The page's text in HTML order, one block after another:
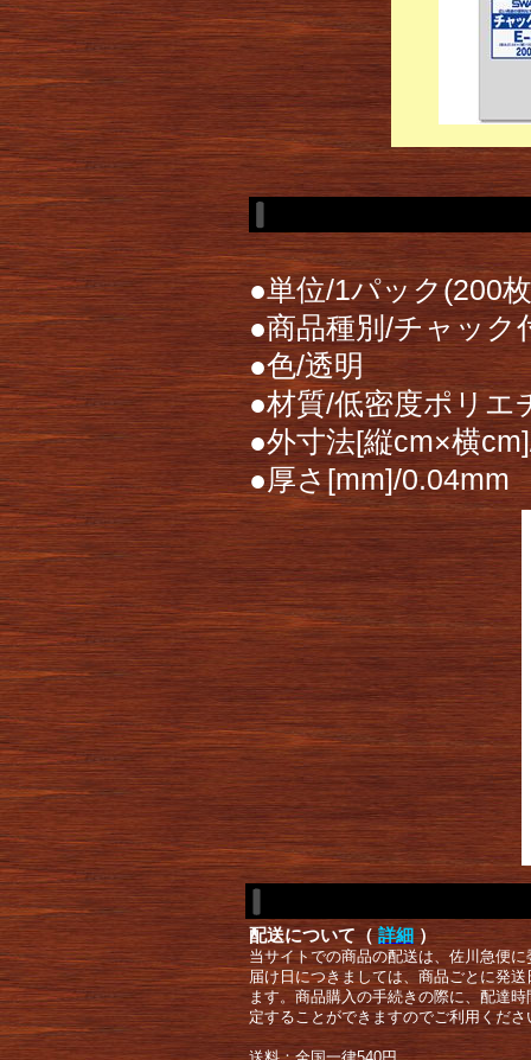
●単位/1パック(200
●商品種別/チャック
●色/透明
●材質/低密度ポリエ
●外寸法[縦cm×横
●厚さ[mm]/
配送について（ 詳細 ）
当サイトでの商品の配送は、佐川急便
届け日につきましては、商品ごとに発
ます。商品購入の手続きの際に、配達
定することができますのでご利用くださ